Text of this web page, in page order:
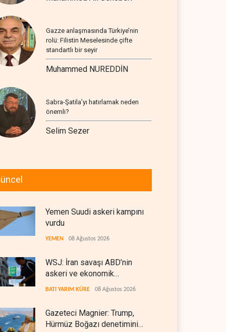
Gazze anlaşmasında Türkiye’nin
rolü: Filistin Meselesinde çifte
standartlı bir seyir
Muhammed NUREDDİN
Sabra-Şatila’yı hatırlamak neden
önemli?
Selim Sezer
Yemen Suudi askeri kampını
vurdu
YEMEN 08 Ağustos 2026
WSJ: İran savaşı ABD’nin
askeri ve ekonomik
kaynaklarını tüketiyor
BATI YARIM KÜRE 08 Ağustos 2026
Gazeteci Magnier: Trump,
Hürmüz Boğazı denetimini